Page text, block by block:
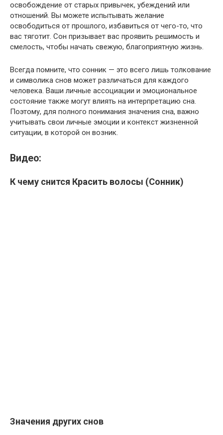
освобождение от старых привычек, убеждений или
отношений. Вы можете испытывать желание
освободиться от прошлого, избавиться от чего-то, что
вас тяготит. Сон призывает вас проявить решимость и
смелость, чтобы начать свежую, благоприятную жизнь.
Всегда помните, что сонник — это всего лишь толкование
и символика снов может различаться для каждого
человека. Ваши личные ассоциации и эмоциональное
состояние также могут влиять на интерпретацию сна.
Поэтому, для полного понимания значения сна, важно
учитывать свои личные эмоции и контекст жизненной
ситуации, в которой он возник.
Видео:
К чему снится Красить волосы (Сонник)
Значения других снов